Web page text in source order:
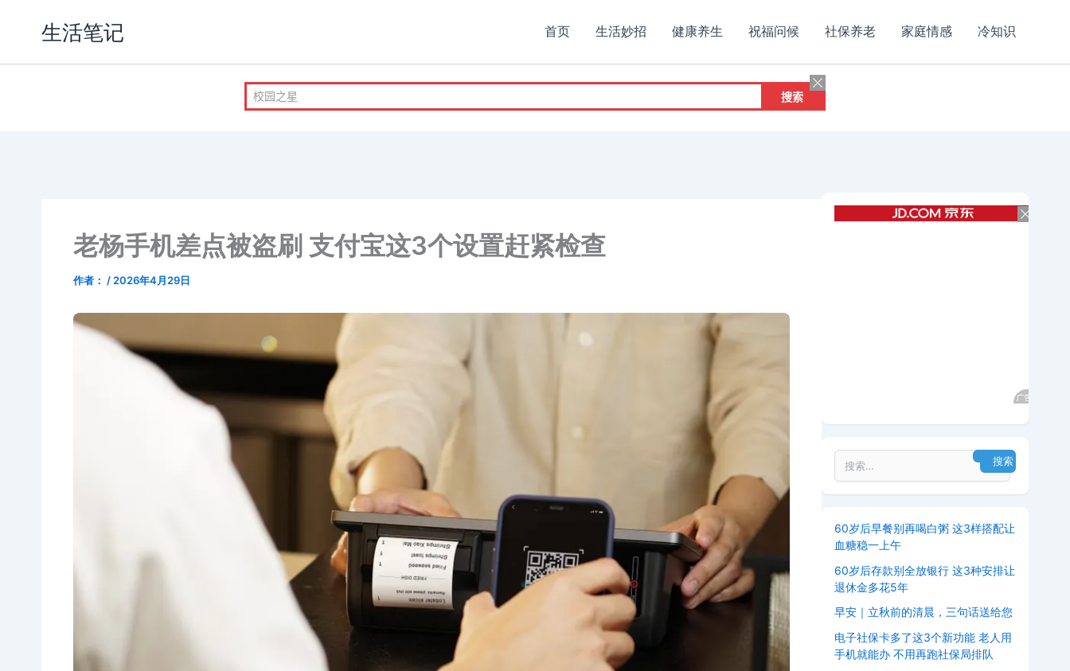
生活笔记 首页 生活妙招 健康养生 祝福问候 社保养老 家庭情感 冷知识
老杨手机差点被盗刷 支付宝这3个设置赶紧检查
作者： / 2026年4月29日
60岁后早餐别再喝白粥 这3样搭配让
血糖稳一上午
60岁后存款别全放银行 这3种安排让
退休金多花5年
早安｜立秋前的清晨，三句话送给您
电子社保卡多了这3个新功能 老人用
手机就能办 不用再跑社保局排队